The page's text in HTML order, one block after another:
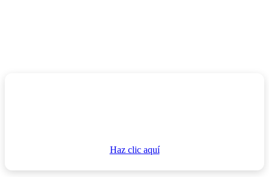
Haz clic aquí